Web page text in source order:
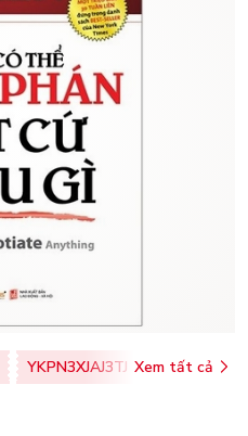
YKPN3XJAJ3TJ Xem tất cả